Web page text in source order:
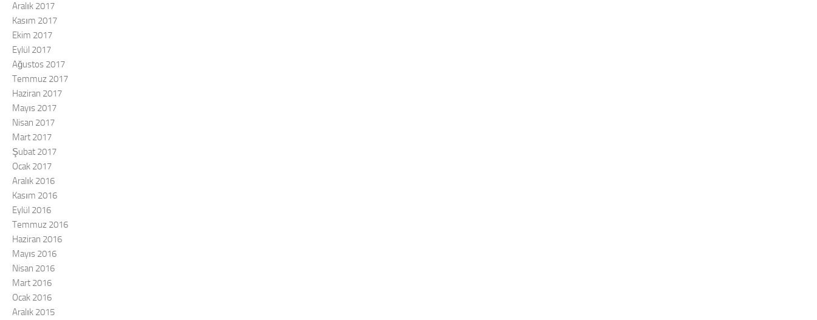
Aralık 2017
Kasım 2017
Ekim 2017
Eylül 2017
Ağustos 2017
Temmuz 2017
Haziran 2017
Mayıs 2017
Nisan 2017
Mart 2017
Şubat 2017
Ocak 2017
Aralık 2016
Kasım 2016
Eylül 2016
Temmuz 2016
Haziran 2016
Mayıs 2016
Nisan 2016
Mart 2016
Ocak 2016
Aralık 2015